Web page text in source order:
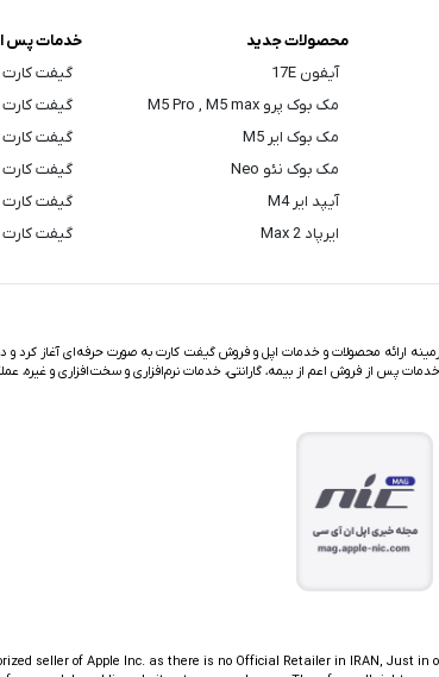
محصولات جدید
آیفون 17E
مک بوک پرو M5 Pro , M5 max
مک بوک ایر M5
مک بوک نئو Neo
آیپد ایر M4
ایرپاد Max 2
خدمات پس
گیفت کارت
گیفت
گیفت کارت
گیفت
گیفت کارت
گیفت
ارائه محصولات و خدمات اپل و فروش گیفت کارت به صورت حرفه‌ای آغاز کرد و
پس از فروش اعم از بیمه، گارانتی، خدمات نرم‌افزاری و سخت‌افزاری و
seller of Apple Inc. as there is no Official Retailer in IRAN, Just in